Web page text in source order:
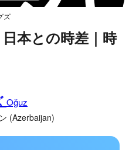
ズ
本との時差｜時
Oğuz
(Azerbaijan)